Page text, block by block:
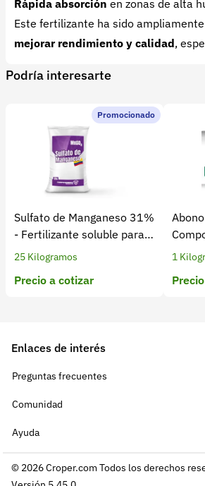
Rápida absorción en zonas de alta
Este fertilizante ha sido
mejorar rendimiento y calidad,
Podría interesarte
Promocionado
Sulfato de Manganeso 31%
- Fertilizante soluble para
cultivos
25 Kilogramos
Precio a cotizar
1
Enlaces de interés
Preguntas frecuentes
Comunidad
Ayuda
© 2026 Croper.com Todos los derechos